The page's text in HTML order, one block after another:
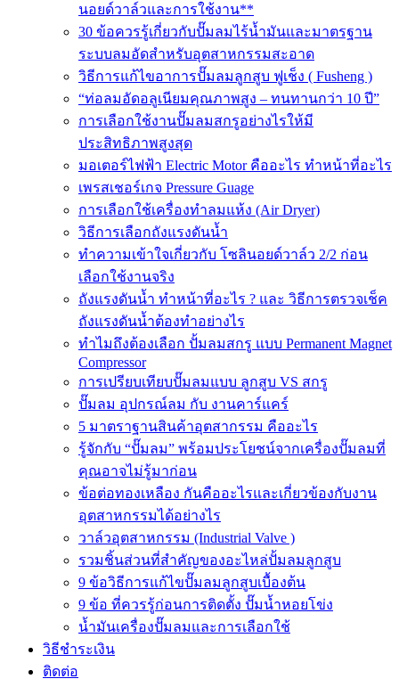
นอยด์วาล์วและการใช้งาน**
30 ข้อควรรู้เกี่ยวกับปั๊มลมไร้น้ำมันและมาตรฐาน
ระบบลมอัดสำหรับอุตสาหกรรมสะอาด
วิธีการแก้ไขอาการปั๊มลมลูกสูบ ฟูเช็ง ( Fusheng )
“ท่อลมอัดอลูเนียมคุณภาพสูง – ทนทานกว่า 10 ปี”
การเลือกใช้งานปั๊มลมสกรูอย่างไรให้มี
ประสิทธิภาพสูงสุด
มอเตอร์ไฟฟ้า Electric Motor คืออะไร ทำหน้าที่อะไร
เพรสเชอร์เกจ Pressure Guage
การเลือกใช้เครื่องทำลมแห้ง (Air Dryer)
วิธีการเลือกถังแรงดันน้ำ
ทำความเข้าใจเกี่ยวกับ โซลินอยด์วาล์ว 2/2 ก่อน
เลือกใช้งานจริง
ถังแรงดันน้ำ ทำหน้าที่อะไร ? และ วิธีการตรวจเช็ค
ถังแรงดันน้ำต้องทำอย่างไร
ทำไมถึงต้องเลือก ปั้มลมสกรู แบบ Permanent Magnet
Compressor
การเปรียบเทียบปั๊มลมแบบ ลูกสูบ VS สกรู
ปั๊มลม อุปกรณ์ลม กับ งานคาร์แคร์
5 มาตราฐานสินค้าอุตสากรรม คืออะไร
รู้จักกับ “ปั๊มลม” พร้อมประโยชน์จากเครื่องปั๊มลมที่
คุณอาจไม่รู้มาก่อน
ข้อต่อทองเหลือง กันคืออะไรและเกี่ยวข้องกับงาน
อุตสาหกรรมได้อย่างไร
วาล์วอุตสาหกรรม (Industrial Valve )
รวมชิ้นส่วนที่สำคัญของอะไหล่ปั้มลมลูกสูบ
9 ข้อวิธีการแก้ไขปั๊มลมลูกสูบเบื้องต้น
9 ข้อ ที่ควรรู้ก่อนการติดตั้ง ปั๊มน้ำหอยโข่ง
น้ำมันเครื่องปั๊มลมและการเลือกใช้
วิธีชำระเงิน
ติดต่อ